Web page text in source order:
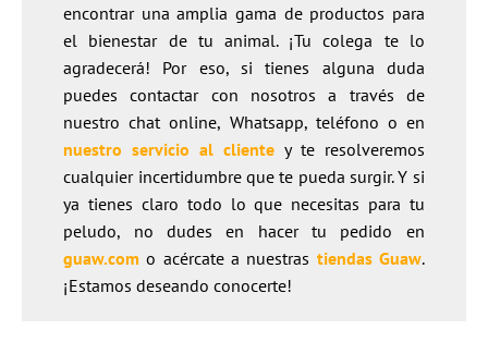
encontrar una amplia gama de productos para
el bienestar de tu animal. ¡Tu colega te lo
agradecerá! Por eso, si tienes alguna duda
puedes contactar con nosotros a través de
nuestro chat online, Whatsapp, teléfono o en
nuestro servicio al cliente y te resolveremos
cualquier incertidumbre que te pueda surgir. Y si
ya tienes claro todo lo que necesitas para tu
peludo, no dudes en hacer tu pedido en
guaw.com o acércate a nuestras tiendas Guaw.
¡Estamos deseando conocerte!